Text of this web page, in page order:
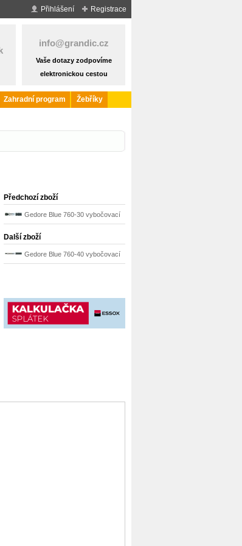
Registrace
Přihlášení
info@grandic.cz
Vaše dotazy zodpovíme
elektronickou cestou
Zahradní program
Žebříky
Předchozí zboží
Gedore Blue 760-30 vybočovací
momentový klíč 1824686
Další zboží
Gedore Blue 760-40 vybočovací